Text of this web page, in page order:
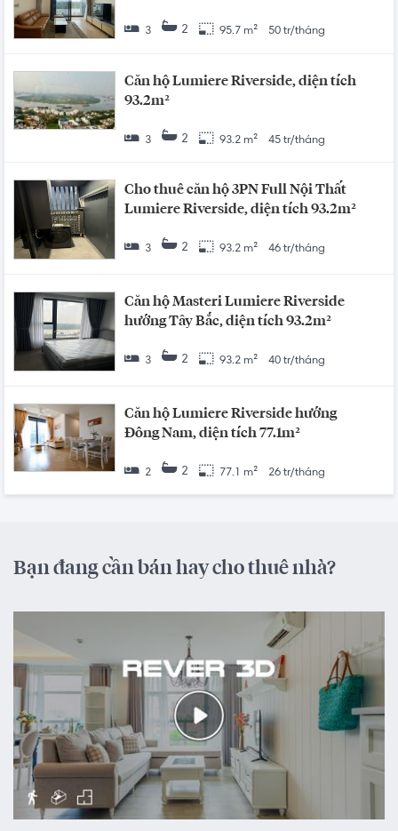
3 2 95.7 m² 50 tr/tháng
Căn hộ Lumiere Riverside, diện tích
93.2m²
3 2 93.2 m² 45 tr/tháng
Cho thuê căn hộ 3PN Full Nội Thất
Lumiere Riverside, diện tích 93.2m²
3 2 93.2 m² 46 tr/tháng
Căn hộ Masteri Lumiere Riverside
hướng Tây Bắc, diện tích 93.2m²
3 2 93.2 m² 40 tr/tháng
Căn hộ Lumiere Riverside hướng
Đông Nam, diện tích 77.1m²
2 2 77.1 m² 26 tr/tháng
Bạn đang cần bán hay cho thuê nhà?